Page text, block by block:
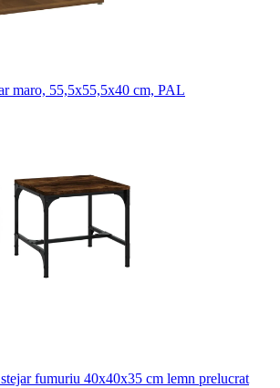
maro, 55,5x55,5x40 cm, PAL
fumuriu 40x40x35 cm lemn prelucrat